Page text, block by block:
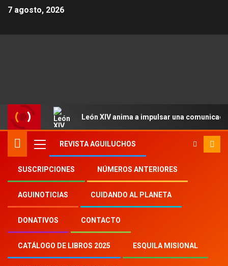
7 agosto, 2026
León XIV anima a impulsar una
REVISTA AGUILUCHOS
SUSCRIPCIONES NÚMEROS ANTERIORES
AGUINOTICIAS CUIDANDO AL PLANETA
DONATIVOS CONTACTO
CATÁLOGO DE LIBROS 2025 ESQUILA MISIONAL
Inicio 2021
Mes:marzo 2021